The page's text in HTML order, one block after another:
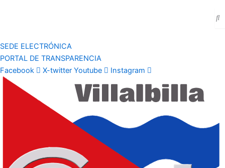
SEDE ELECTRÓNICA
PORTAL DE TRANSPARENCIA
Facebook
X-twitter Youtube Instagram